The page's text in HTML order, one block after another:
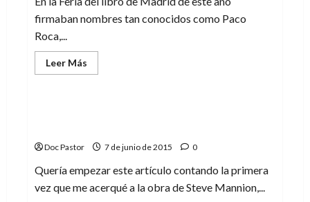
firmaban nombres tan conocidos como Paco
Roca,...
Leer Más
más
del
de
Madrid
Cómic
Doc Pastor 7 de junio de 2015 0
Quería empezar este artículo contando la primera
vez que me acerqué a la obra de Steve Mannion,...